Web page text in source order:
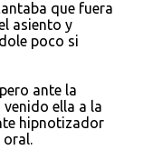
que fuera
asiento y
poco si
ante la
ella a la
hipnotizador
oral.